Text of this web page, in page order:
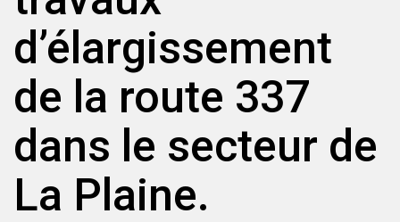
d’élargissement
de la route 337
dans le secteur de
La Plaine.